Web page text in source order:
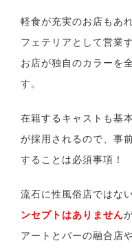
軽食が充実のお店もあ
フェテリアとして営業
お店が独自のカラーを
す。
在籍するキャストも基
が採用されるので、事
することは必須事項！
流石に性風俗店ではない
ンセプトはありません
アートとバーの融合店